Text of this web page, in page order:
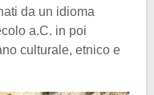
da un idioma
a.C. in poi
culturale, etnico e